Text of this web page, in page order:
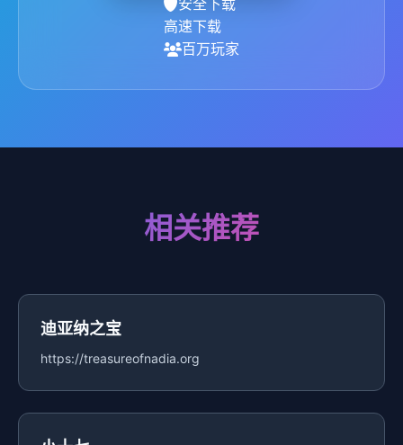
安全下载
高速下载
百万玩家
相关推荐
迪亚纳之宝
https://treasureofnadia.org